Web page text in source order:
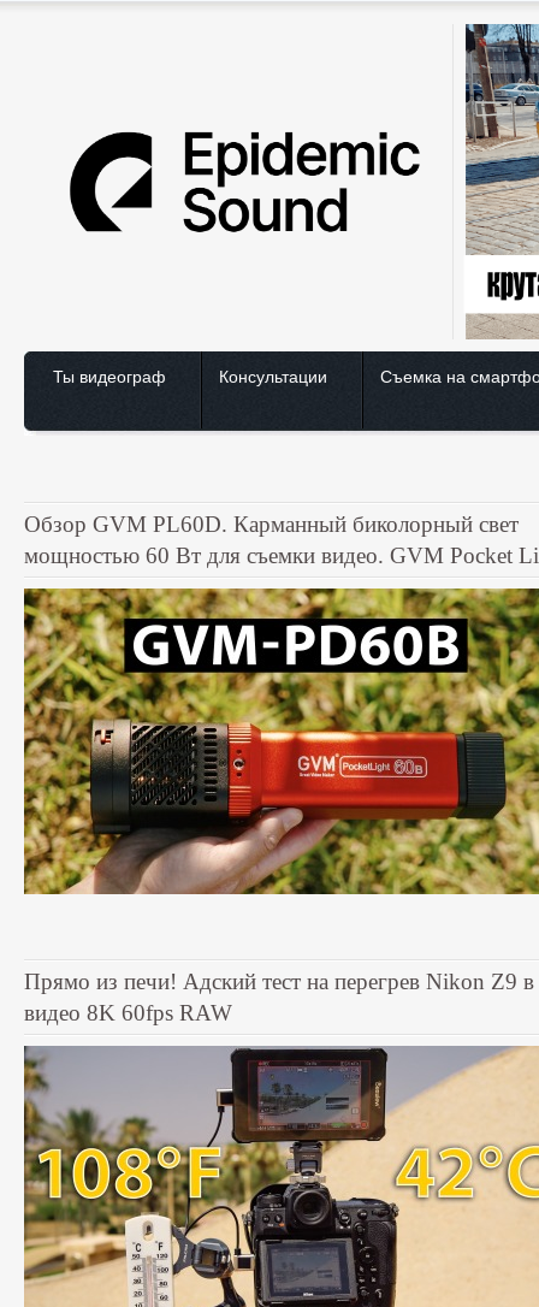
Ты видеограф Консультации Съемка на
Обзор GVM PL60D. Карманный биколорный свет
мощностью 60 Вт для съемки видео. GVM Pocket
Прямо из печи! Адский тест на перегрев Nikon Z9 в
видео 8K 60fps RAW